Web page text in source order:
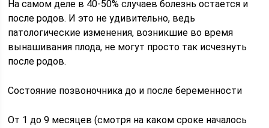
На самом деле в 40-50% случаев болезнь остается и
после родов. И это не удивительно, ведь
патологические изменения, возникшие во время
вынашивания плода, не могут просто так исчезнуть
после родов.
Состояние позвоночника до и после беременности
От 1 до 9 месяцев (смотря на каком сроке началось